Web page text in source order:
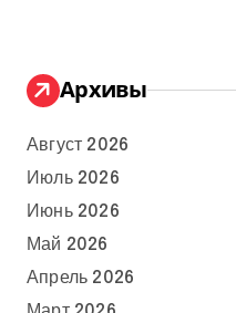
Архивы
Август 2026
Июль 2026
Июнь 2026
Май 2026
Апрель 2026